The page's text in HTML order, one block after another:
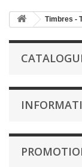
Timbres -